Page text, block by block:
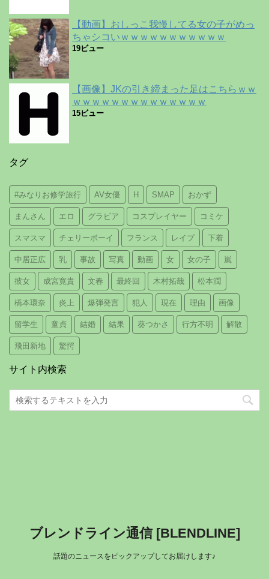
【動画】おしっこ我慢してる女の子がめっ
ちゃシコいｗｗｗｗｗｗｗｗｗｗｗ
19ビュー
【画像】JKの引き締まった足はこちらｗｗ
ｗｗｗｗｗｗｗｗｗｗｗｗｗｗ
15ビュー
タグ
#みなりお修学旅行 AV女優 H SMAP おかず
まんさん エロ グラビア コスプレイヤー コミケ
スマスマ チェリーボーイ フランス レイプ 下着
中居正広 乳 事故 写真 動画 女 女の子 嵐
彼女 成宮寛貴 文春 最終回 木村拓哉 松本潤
橋本環奈 炎上 爆弾発言 犯人 現在 理由 画像
留学生 童貞 結婚 結果 葵つかさ 行方不明 解散
飛田新地 驚愕
サイト内検索
ブレンドライン通信 [BLENDLINE]
話題のニュースをピックアップしてお届けします♪